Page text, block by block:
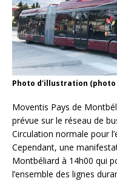
Photo d'illustration
Moventis Pays de
prévue sur le réseau de
Circulation normale pour
Cependant, une
Montbéliard à 14h00 qui
l’ensemble des lignes